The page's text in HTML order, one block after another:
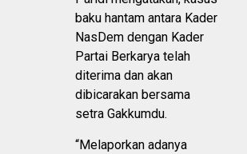
baku hantam antara Kader
NasDem dengan Kader
Partai Berkarya telah
diterima dan akan
dibicarakan bersama
setra Gakkumdu.
“Melaporkan adanya